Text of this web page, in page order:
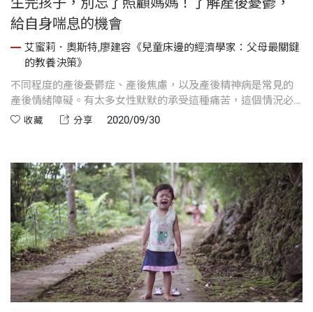
給自身喘息的機會
艾蜜莉．奧斯特,廖建容《兒童床邊的經濟學家：父母最關鍵
的教養決策》
不同程度的產後憂鬱症、產後焦慮，以及產後精神病是常見的
產後情緒障礙。有太多女性默默的承受這種痛苦，這個情況必
須改變。
收藏 分享 2020/09/30